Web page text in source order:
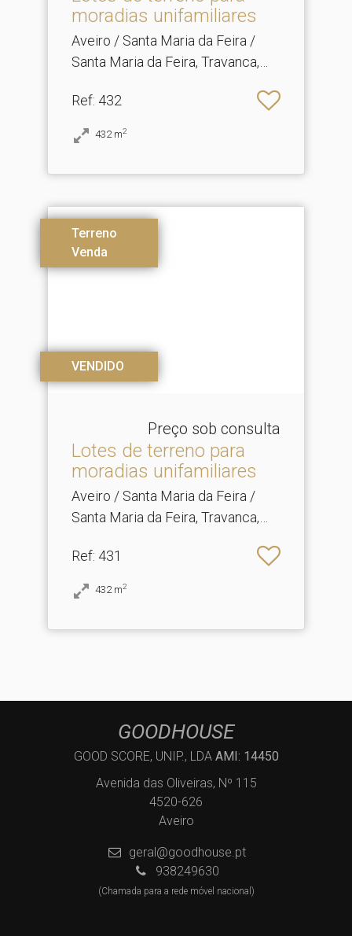
moradias unifamiliares
Aveiro / Santa Maria da Feira /
Santa Maria da Feira, Travanca,
Ref: 432
432 m2
Terreno
Venda
VENDIDO
Preço sob consulta
Lotes de terreno para
moradias unifamiliares
Aveiro / Santa Maria da Feira /
Santa Maria da Feira, Travanca,
Ref: 431
432 m2
GOODHOUSE
GOOD SCORE, UNIP., LDA AMI: 14450
Avenida das Oliveiras, Nº 115
4520-626
Aveiro
geral@goodhouse.pt
938249630
(Chamada para a rede móvel nacional)